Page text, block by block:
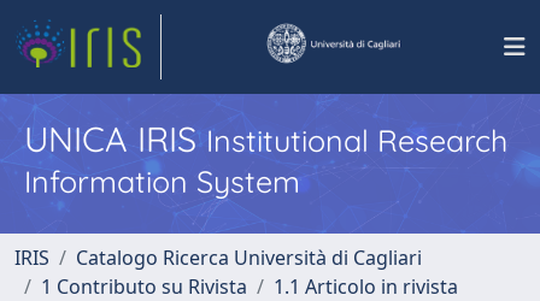
UNICA IRISInstitutional Research
Information System
IRIS
Catalogo Ricerca Università di Cagliari
1 Contributo su Rivista
1.1 Articolo in rivista